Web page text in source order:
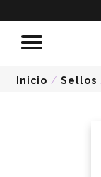
Inicio / Sellos